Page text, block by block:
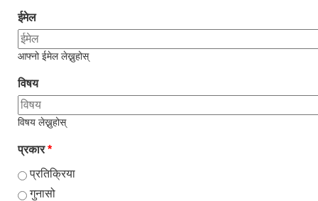
ईमेल
आफ्नो ईमेल लेख्नुहोस्
विषय
विषय लेख्नुहोस्
प्रकार*
प्रतिक्रिया
गुनासो